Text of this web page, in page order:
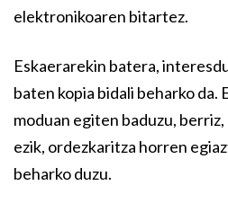
elektronikoaren bitartez.
Eskaerarekin batera,
baten kopia bidali beharko da.
moduan egiten baduzu,
ezik, ordezkaritza horren
beharko duzu.